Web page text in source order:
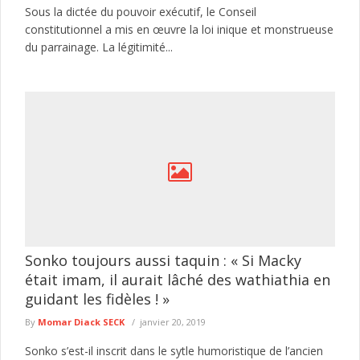
Sous la dictée du pouvoir exécutif, le Conseil
constitutionnel a mis en œuvre la loi inique et monstrueuse
du parrainage. La légitimité...
Sonko toujours aussi taquin : « Si Macky
était imam, il aurait lâché des wathiathia en
guidant les fidèles ! »
By Momar Diack SECK janvier 20, 2019
Sonko s’est-il inscrit dans le sytle humoristique de l’ancien